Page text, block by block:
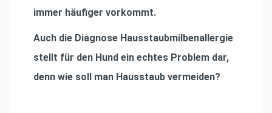
immer häuﬁger vorkommt.
Auch die Diagnose Hausstaubmilbenallergie
stellt für den Hund ein echtes Problem dar,
denn wie soll man Hausstaub vermeiden?